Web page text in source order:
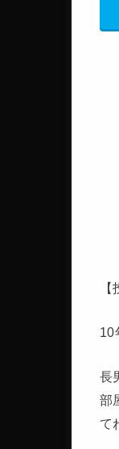
10
長
部
て